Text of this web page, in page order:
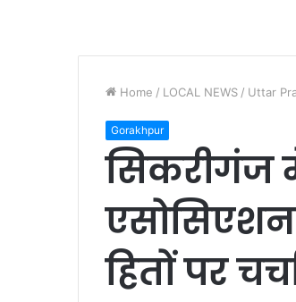
Home / LOCAL NEWS / Uttar
Gorakhpur
सिकरीगंज
हितों पर